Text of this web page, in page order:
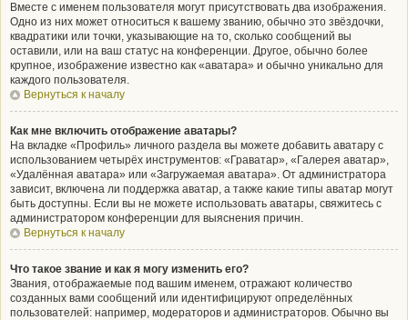
Вместе с именем пользователя могут присутствовать два изображения.
Одно из них может относиться к вашему званию, обычно это звёздочки,
квадратики или точки, указывающие на то, сколько сообщений вы
оставили, или на ваш статус на конференции. Другое, обычно более
крупное, изображение известно как «аватара» и обычно уникально для
каждого пользователя.
Вернуться к началу
Как мне включить отображение аватары?
На вкладке «Профиль» личного раздела вы можете добавить аватару с
использованием четырёх инструментов: «Граватар», «Галерея аватар»,
«Удалённая аватара» или «Загружаемая аватара». От администратора
зависит, включена ли поддержка аватар, а также какие типы аватар могут
быть доступны. Если вы не можете использовать аватары, свяжитесь с
администратором конференции для выяснения причин.
Вернуться к началу
Что такое звание и как я могу изменить его?
Звания, отображаемые под вашим именем, отражают количество
созданных вами сообщений или идентифицируют определённых
пользователей: например, модераторов и администраторов. Обычно вы